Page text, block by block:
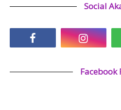
Social
Facebook